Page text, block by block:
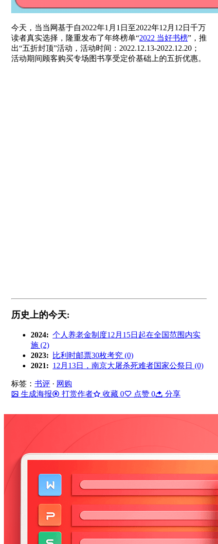
今天，当当网基于自2022年1月1日至2022年12月12日千万
读者真实选择，隆重发布了年终榜单“2022 当好书榜”，推
出“五折封顶”活动，活动时间：2022.12.13-2022.12.20；
活动期间顾客购买专场图书享受定价基础上的五折优惠。
历史上的今天:
2024: 个人养老金制度12月15日起在全国范围内实
施 (2)
2023:
比利时邮票30枚考究 (0)
2021: 12月13日，南京大屠杀死难者国家公祭日 (0)
标签： 书评 · 网购
生成海报
打赏作者 收藏 0 点赞 0 分享